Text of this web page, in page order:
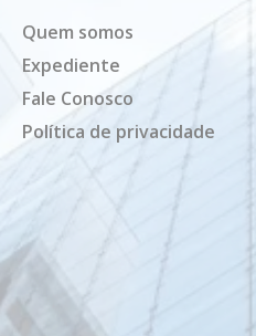
Quem somos
Expediente
Fale Conosco
Política de privacidade